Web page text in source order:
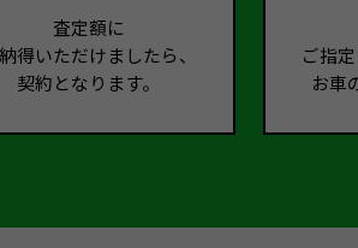
査定額に
得いただけましたら、
契約となります。
ご指
お車